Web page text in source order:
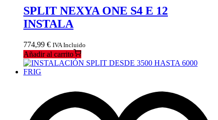
SPLIT NEXYA ONE S4 E 12
INSTALA
774,99 € IVA Incluido
Añadir al carrito